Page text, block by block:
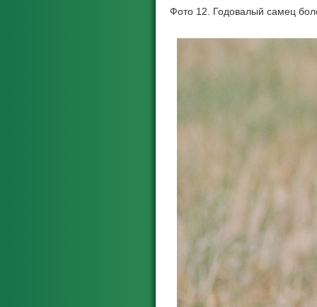
Фото 12. Годовалый самец